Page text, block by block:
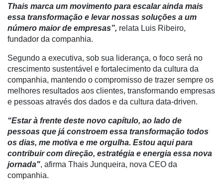
Agricultura
de
Precisão
e
Robótica
Conectividade
Dados
e
Análise
E-
Commerce
Informatização
Thais marca um movimento para escalar ainda mais
essa transformação e levar nossas soluções a um
número maior de empresas”, relata Luis Ribeiro,
fundador da companhia.
Segundo a executiva, sob sua liderança, o foco será no
crescimento sustentável e fortalecimento da cultura da
companhia, mantendo o compromisso de trazer sempre os
melhores resultados aos clientes, transformando empresas
e pessoas através dos dados e da cultura data-driven.
“Estar à frente deste novo capítulo, ao lado de
pessoas que já constroem essa transformação todos
os dias, me motiva e me orgulha. Estou aqui para
contribuir com direção, estratégia e energia essa nova
jornada", afirma Thais Junqueira, nova CEO da
companhia.